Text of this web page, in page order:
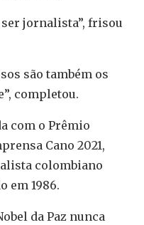
jornalista”, frisou
são também os
completou.
com o Prêmio
Cano 2021,
colombiano
em 1986.
da Paz nunca